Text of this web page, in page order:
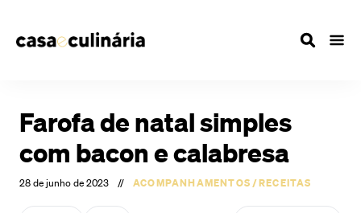
Farofa de natal simples
com bacon e calabresa
28 de junho de 2023 // ACOMPANHAMENTOS/RECEITAS